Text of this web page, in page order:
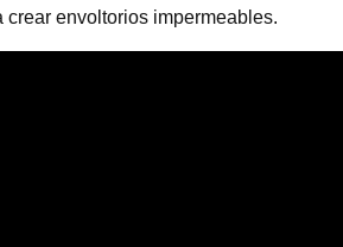
crear envoltorios impermeables.